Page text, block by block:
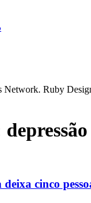
Ruby
deixa cinco